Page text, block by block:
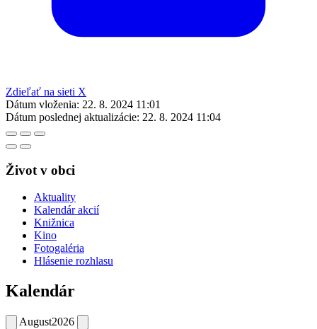
Zdieľať na sieti X
Dátum vloženia: 22. 8. 2024 11:01
Dátum poslednej aktualizácie: 22. 8. 2024 11:04
Život v obci
Aktuality
Kalendár akcií
Knižnica
Kino
Fotogaléria
Hlásenie rozhlasu
Kalendár
August2026